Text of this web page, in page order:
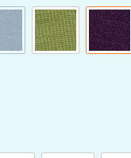
marine
(Diese Option ist
grün